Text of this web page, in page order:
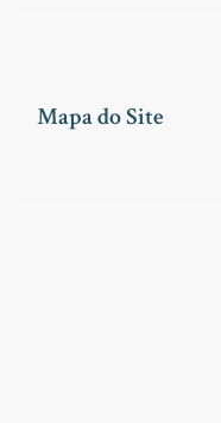
Mapa do Site